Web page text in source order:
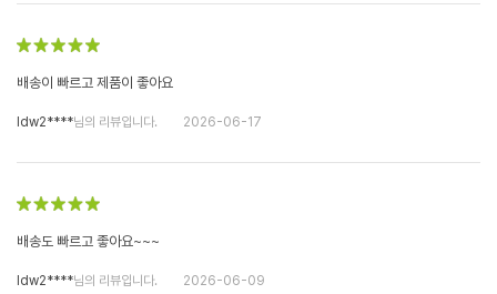
배송이 빠르고 제품이 좋아요
ldw2****님의 리뷰입니다. 2026-06-17
배송도 빠르고 좋아요~~~
ldw2****님의 리뷰입니다. 2026-06-09